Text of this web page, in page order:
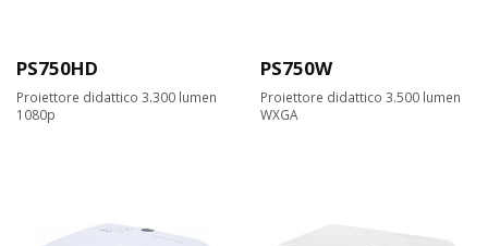
PS750HD
Proiettore didattico 3.300 lumen
1080p
PS750W
Proiettore didattico 3.500 lumen
WXGA